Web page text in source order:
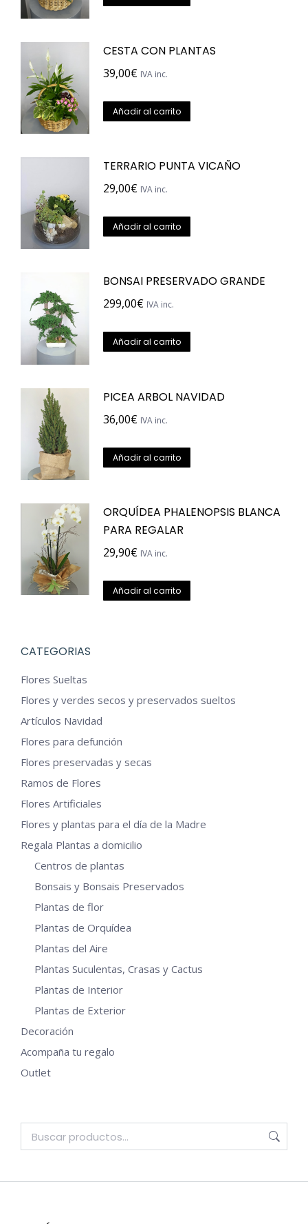
CESTA CON PLANTAS
39,00€ IVA inc.
Añadir al carrito
TERRARIO PUNTA VICAÑO
29,00€ IVA inc.
Añadir al carrito
BONSAI PRESERVADO GRANDE
299,00€ IVA inc.
Añadir al carrito
PICEA ARBOL NAVIDAD
36,00€ IVA inc.
Añadir al carrito
ORQUÍDEA PHALENOPSIS BLANCA
PARA REGALAR
29,90€ IVA inc.
Añadir al carrito
CATEGORIAS
Flores Sueltas
Flores y verdes secos y preservados sueltos
Artículos Navidad
Flores para defunción
Flores preservadas y secas
Ramos de Flores
Flores Artificiales
Flores y plantas para el día de la Madre
Regala Plantas a domicilio
Centros de plantas
Bonsais y Bonsais Preservados
Plantas de flor
Plantas de Orquídea
Plantas del Aire
Plantas Suculentas, Crasas y Cactus
Plantas de Interior
Plantas de Exterior
Decoración
Acompaña tu regalo
Outlet